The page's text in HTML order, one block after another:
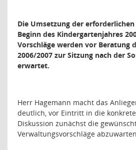
Die Umsetzung der
Beginn des Kindergartenjahres
Vorschläge werden vor Beratung
2006/2007 zur Sitzung nach der
erwartet.
Herr Hagemann macht das
deutlich, vor Eintritt in die
Diskussion zunächst die
Verwaltungsvorschläge